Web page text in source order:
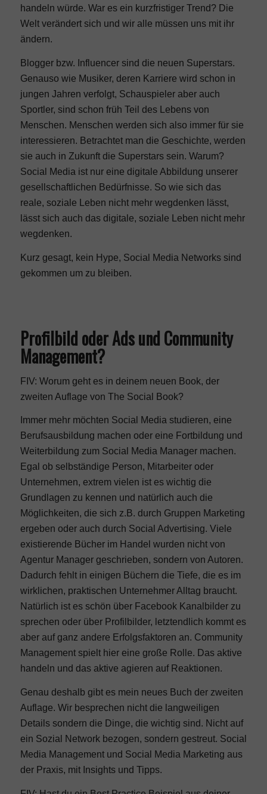
handeln würde. War es ein kurzfristiger Trend? Die
Welt verändert sich und wir alle müssen uns mit ihr
ändern.
Blogger bzw. Influencer sind die neuen Superstars.
Genauso wie Musiker, deren Karriere wird schon in
jungen Jahren verfolgt, Schauspieler aber auch
Sportler, sind schon früh Teil des Lebens von
Menschen. Menschen werden sich also immer für sie
interessieren. Betrachtet man die Geschichte, werden
sie auch in Zukunft die Superstars sein. Warum?
Social Media ist nur eine digitale Abbildung unserer
gesellschaftlichen Bedürfnisse. So wie sich das
reale, soziale Leben nicht mehr wegdenken lässt,
lässt sich auch das digitale, soziale Leben nicht mehr
wegdenken.
Kurz gesagt, kein Hype, Social Media Networks sind
gekommen um zu bleiben.
Profilbild oder Ads und Community
Management?
FIV: Worum geht es in deinem neuen Book, der
zweiten Auflage von The Social Book?
Immer mehr möchten Social Media studieren, eine
Berufsausbildung machen oder eine Fortbildung und
Weiterbildung zum Social Media Manager machen.
Egal ob selbständige Person, Mitarbeiter oder
Unternehmen, extrem vielen ist es wichtig die
Grundlagen zu kennen und natürlich auch die
Möglichkeiten, die sich z.B. durch Gruppen Marketing
ergeben oder auch durch Social Advertising. Viele
existierende Bücher im Handel wurden nicht von
Agentur Manager geschrieben, sondern von Autoren.
Dadurch fehlt in einigen Büchern die Tiefe, die es im
wirklichen, praktischen Unternehmer Alltag braucht.
Natürlich ist es schön über Facebook Kanalbilder zu
sprechen oder über Profilbilder, letztendlich kommt es
aber auf ganz andere Erfolgsfaktoren an. Community
Management spielt hier eine große Rolle. Das aktive
handeln und das aktive agieren auf Reaktionen.
Genau deshalb gibt es mein neues Buch der zweiten
Auflage. Wir besprechen nicht die langweiligen
Details sondern die Dinge, die wichtig sind. Nicht auf
ein Sozial Network bezogen, sondern gestreut. Social
Media Management und Social Media Marketing aus
der Praxis, mit Insights und Tipps.